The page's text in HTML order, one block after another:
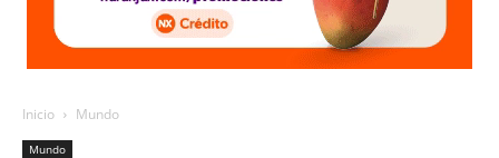
Inicio Mundo
Mundo